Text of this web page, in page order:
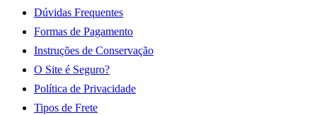
Dúvidas Frequentes
Formas de Pagamento
Instruções de Conservação
O Site é Seguro?
Política de Privacidade
Tipos de Frete